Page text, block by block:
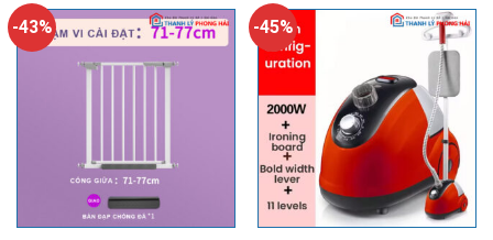
435,000₫.
-43% -45%